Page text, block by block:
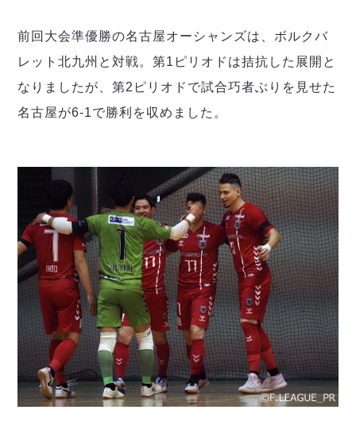
個人ランキング｜シュート
個人ランキング｜シュート成功率
個人ランキング｜第2PK
試合日程・結果
アリーナ情報
チケット情報
過去の記録
メットライフ生命Ｆ２リーグ
ヴォスクオーレ仙台
リガーレヴィア葛飾
ヴィンセドール白山
アグレミーナ浜松
デウソン神戸
ポルセイド浜田
ミラクルスマイル新居浜
アリーナ観戦マナー&ルール
Ｆリーグカップ 試合記録
記念ゴール
担当審判員
選手の通算記録（Ｆ１）
エスポラーダ北海道
バルドラール浦安
フウガドールすみだ
しながわシティ
立川アスレティックFC
ペスカドーラ町田
湘南ベルマーレ
ボアルース長野
FOLLOW US!
前回大会準優勝の名古屋オーシャンズは、ボルクバ
レット北九州と対戦。第1ピリオドは拮抗した展開と
なりましたが、第2ピリオドで試合巧者ぶりを見せた
名古屋が6-1で勝利を収めました。